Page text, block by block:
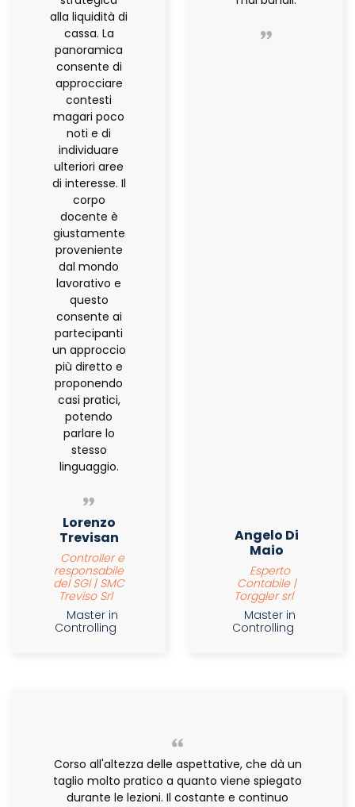
alla liquidità di
cassa. La
panoramica
consente di
approcciare
contesti
magari poco
noti e di
individuare
ulteriori aree
di interesse. Il
corpo
docente è
giustamente
proveniente
dal mondo
lavorativo e
questo
consente ai
partecipanti
un approccio
più diretto e
proponendo
casi pratici,
potendo
parlare lo
stesso
linguaggio.
Lorenzo
Trevisan
Controller e
responsabile
del SGI | SMC
Treviso Srl
Master in
Controlling
Angelo Di
Maio
Esperto
Contabile |
Torggler srl
Master in
Controlling
Corso all'altezza delle aspettative, che dà un
taglio molto pratico a quanto viene spiegato
durante le lezioni. Il costante e continuo